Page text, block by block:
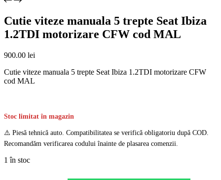
Cutie viteze manuala 5 trepte Seat Ibiza
1.2TDI motorizare CFW cod MAL
900.00 lei
Cutie viteze manuala 5 trepte Seat Ibiza 1.2TDI motorizare CFW
cod MAL
Stoc limitat în magazin
⚠️ Piesă tehnică auto. Compatibilitatea se verifică obligatoriu după COD.
Recomandăm verificarea codului înainte de plasarea comenzii.
1 în stoc